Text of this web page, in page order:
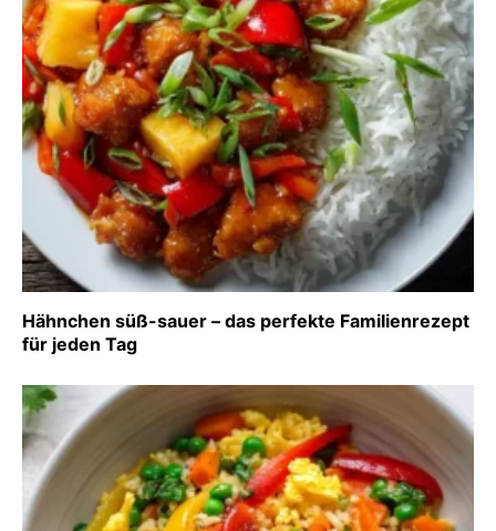
Hähnchen süß-sauer – das perfekte Familienrezept
für jeden Tag